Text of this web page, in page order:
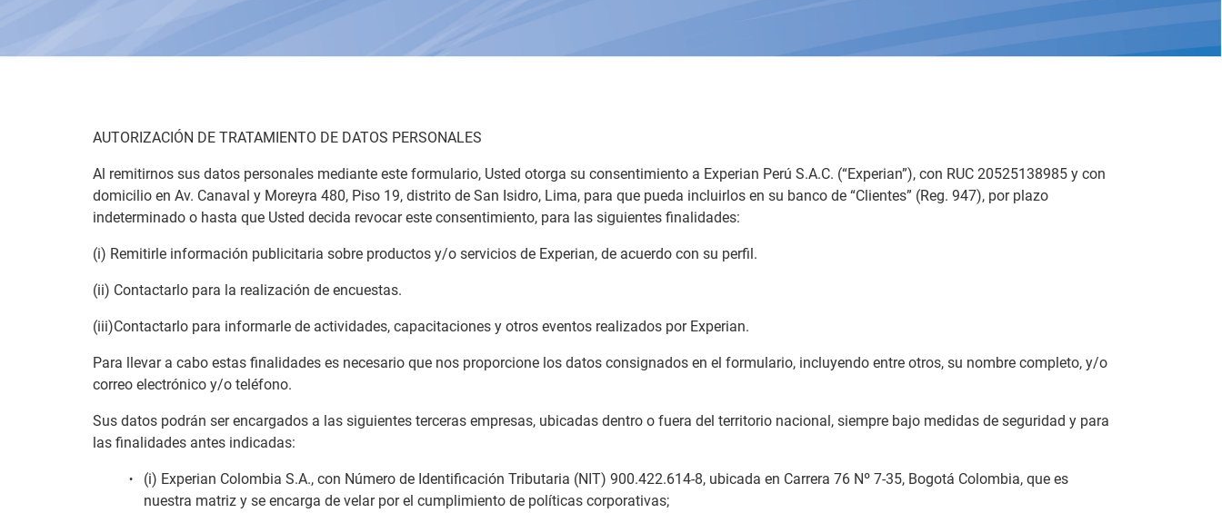
AUTORIZACIÓN DE TRATAMIENTO DE DATOS PERSONALES
Al remitirnos sus datos personales mediante este formulario, Usted otorga su consentimiento a Experian Perú S.A.C. (“Experian”), con RUC 20525138985 y con
domicilio en Av. Canaval y Moreyra 480, Piso 19, distrito de San Isidro, Lima, para que pueda incluirlos en su banco de “Clientes” (Reg. 947), por plazo
indeterminado o hasta que Usted decida revocar este consentimiento, para las siguientes finalidades:
(i) Remitirle información publicitaria sobre productos y/o servicios de Experian, de acuerdo con su perfil.
(ii) Contactarlo para la realización de encuestas.
(iii)Contactarlo para informarle de actividades, capacitaciones y otros eventos realizados por Experian.
Para llevar a cabo estas finalidades es necesario que nos proporcione los datos consignados en el formulario, incluyendo entre otros, su nombre completo, y/o
correo electrónico y/o teléfono.
Sus datos podrán ser encargados a las siguientes terceras empresas, ubicadas dentro o fuera del territorio nacional, siempre bajo medidas de seguridad y para
las finalidades antes indicadas:
(i) Experian Colombia S.A., con Número de Identificación Tributaria (NIT) 900.422.614-8, ubicada en Carrera 76 Nº 7-35, Bogotá Colombia, que es
nuestra matriz y se encarga de velar por el cumplimiento de políticas corporativas;